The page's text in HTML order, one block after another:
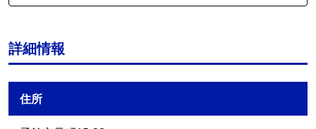
詳細情報
住所